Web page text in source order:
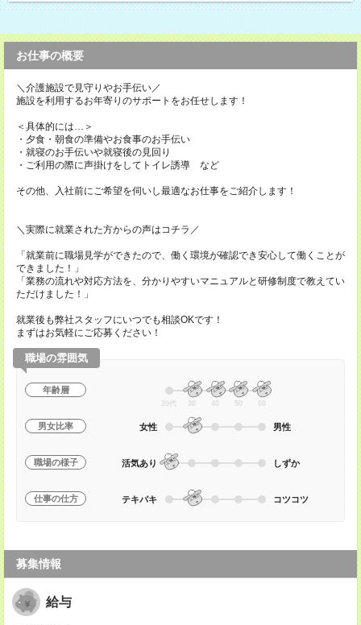
お仕事の概要
＼介護施設で見守りやお手伝い／
施設を利用するお年寄りのサポートをお任せします！
＜具体的には…＞
・夕食・朝食の準備やお食事のお手伝い
・就寝のお手伝いや就寝後の見回り
・ご利用の際に声掛けをしてトイレ誘導 など
その他、入社前にご希望を伺いし最適なお仕事をご紹介します！
＼実際に就業された方からの声はコチラ／
「就業前に職場見学ができたので、働く環境が確認でき安心して働くことが
できました！」
「業務の流れや対応方法を、分かりやすいマニュアルと研修制度で教えてい
ただけました！」
就業後も弊社スタッフにいつでも相談OKです！
まずはお気軽にご応募ください！
職場の雰囲気
年齢層
20代 30 40 50 60
男女比率 女性 男性
職場の様子 活気あり しずか
仕事の仕方 テキパキ コツコツ
募集情報
給与